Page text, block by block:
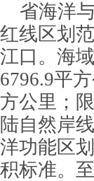
省海洋与
红线区划
江口。海
6796.9平
方公里；
陆自然岸
洋功能区
积标准。